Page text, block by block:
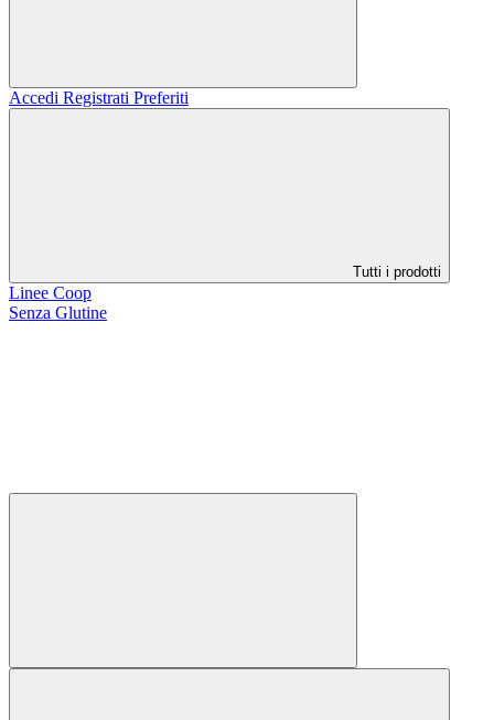
Accedi Registrati Preferiti
Tutti i prodotti
Linee Coop
Senza Glutine